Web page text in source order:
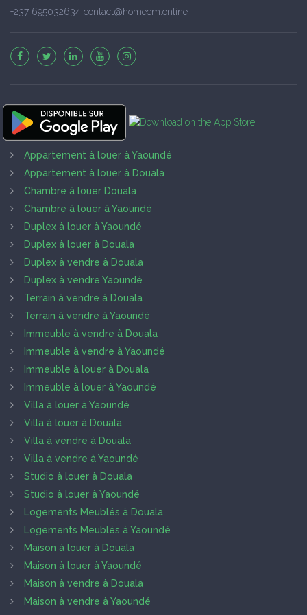
+237 695032634 contact@homecm.online
Appartement à louer à Yaoundé
Appartement à louer à Douala
Chambre à louer Douala
Chambre à louer à Yaoundé
Duplex à louer à Yaoundé
Duplex à louer à Douala
Duplex à vendre à Douala
Duplex à vendre Yaoundé
Terrain à vendre à Douala
Terrain à vendre à Yaoundé
Immeuble à vendre à Douala
Immeuble à vendre à Yaoundé
Immeuble à louer à Douala
Immeuble à louer à Yaoundé
Villa à louer à Yaoundé
Villa à louer à Douala
Villa à vendre à Douala
Villa à vendre à Yaoundé
Studio à louer à Douala
Studio à louer à Yaoundé
Logements Meublés à Douala
Logements Meublés à Yaoundé
Maison à louer à Douala
Maison à louer à Yaoundé
Maison à vendre à Douala
Maison à vendre à Yaoundé